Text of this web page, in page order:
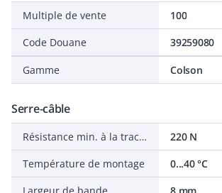
Multiple de vente
100
Code Douane
39259080
Gamme Colson
Serre-câble
Résistance min. à la traction
220 N
Température de montage
0...40 °C